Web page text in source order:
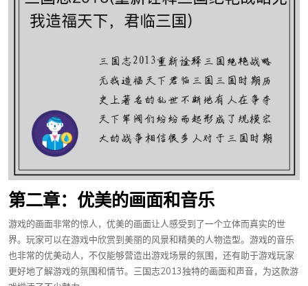
第二章：优美的画面和音乐
游戏的画面非常的惊人，优美的画面让人感受到了一个立体而真实的世
界。玩家可以在游戏中欣赏到美丽的风景和精美的人物造型。游戏的音乐
也非常的优美动人，不仅能够营造出游戏场景的氛围，还有助于游戏玩家
更好地了解游戏的氛围和情节。三国志2013独特的画面和声音，为这款游